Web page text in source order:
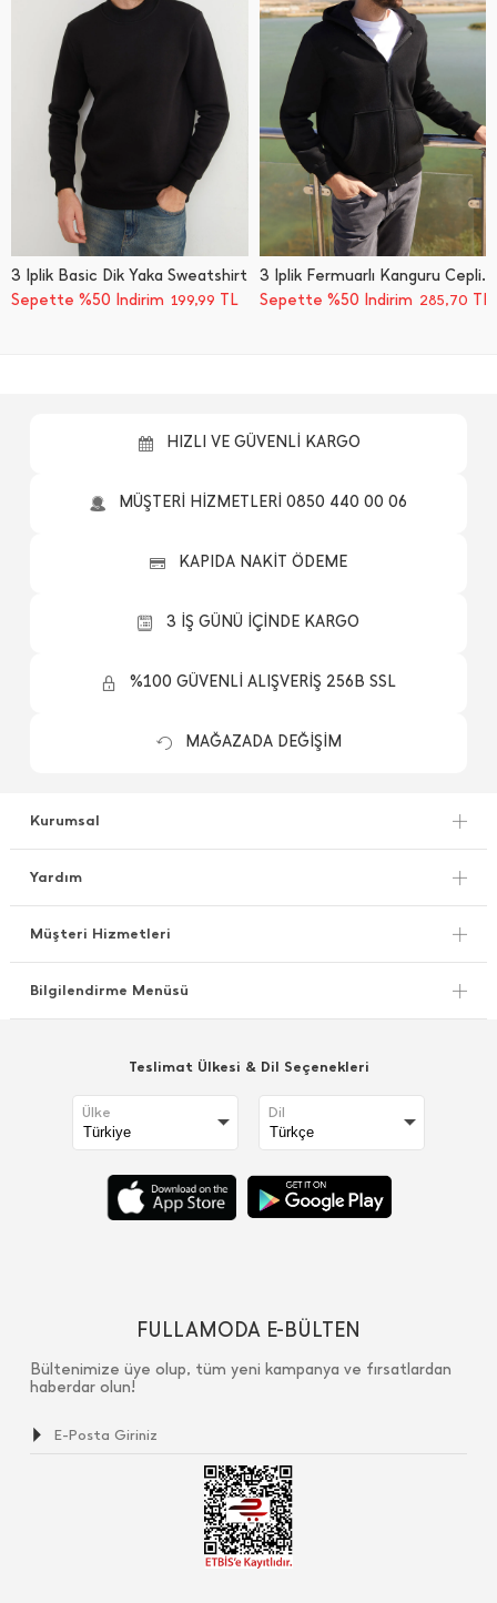
3 İ̇plik Basic Dik Yaka Sweatshirt
Sepette %50 İndirim 199,99 TL
3 İ̇plik Fermuarlı Kanguru Cepli Sweatshirt
Sepette %50 İndirim 285,70 TL
HIZLI VE GÜVENLİ KARGO
MÜŞTERİ HİZMETLERİ 0850 440 00 06
KAPIDA NAKİT ÖDEME
3 İŞ GÜNÜ İÇİNDE KARGO
%100 GÜVENLİ ALIŞVERİŞ 256B SSL
MAĞAZADA DEĞİŞİM
Kurumsal
Yardım
Müşteri Hizmetleri
Bilgilendirme Menüsü
Teslimat Ülkesi & Dil Seçenekleri
Ülke Dil
FULLAMODA E-BÜLTEN
Bültenimize üye olup, tüm yeni kampanya ve fırsatlardan
haberdar olun!